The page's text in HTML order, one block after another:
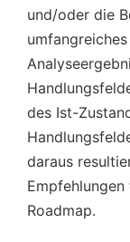
und/oder die
des Ist-
daraus
Roadmap.